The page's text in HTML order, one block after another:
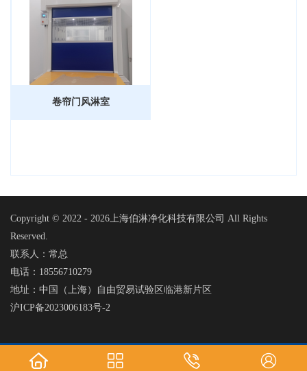
卷帘门风淋室
Copyright © 2022 - 2026上海伯淋净化科技有限公司 All Rights
Reserved.
联系人：常总
电话：18556710279
地址：中国（上海）自由贸易试验区临港新片区
沪ICP备2023006183号-2